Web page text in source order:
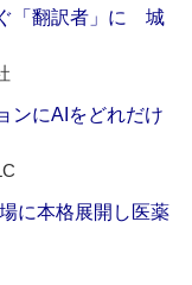
「翻訳者」に 城
ンにAIをどれだけ
に本格展開し医薬